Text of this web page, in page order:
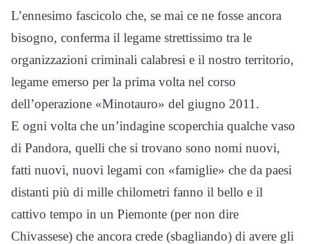
L’ennesimo fascicolo che, se mai ce ne fosse ancora
bisogno, conferma il legame strettissimo tra le
organizzazioni criminali calabresi e il nostro territorio,
legame emerso per la prima volta nel corso
dell’operazione «Minotauro» del giugno 2011.
E ogni volta che un’indagine scoperchia qualche vaso
di Pandora, quelli che si trovano sono nomi nuovi,
fatti nuovi, nuovi legami con «famiglie» che da paesi
distanti più di mille chilometri fanno il bello e il
cattivo tempo in un Piemonte (per non dire
Chivassese) che ancora crede (sbagliando) di avere gli